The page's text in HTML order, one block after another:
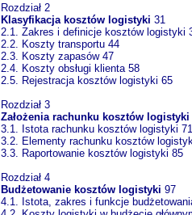
Rozdział 2
Klasyfikacja kosztów logistyki 31
2.1. Zakres i definicje kosztów logistyki
2.2. Koszty transportu 44
2.3. Koszty zapasów 47
2.4. Koszty obsługi klienta 58
2.5. Rejestracja kosztów logistyki 65
Rozdział 3
Założenia rachunku kosztów logistyki
3.1. Istota rachunku kosztów logistyki 71
3.2. Elementy rachunku kosztów
3.3. Raportowanie kosztów logistyki 85
Rozdział 4
Budżetowanie kosztów logistyki 97
4.1. Istota, zakres i funkcje